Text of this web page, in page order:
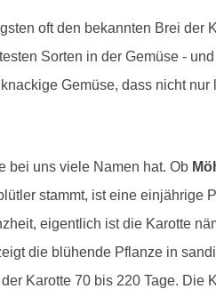
oft den bekannten Brei der
Sorten in der Gemüse -
Gemüse, dass nicht
bei uns viele Namen hat. Ob
stammt, ist eine einjährige
eigentlich ist die Karotte
die blühende Pflanze in
Karotte 70 bis 220 Tage. Die